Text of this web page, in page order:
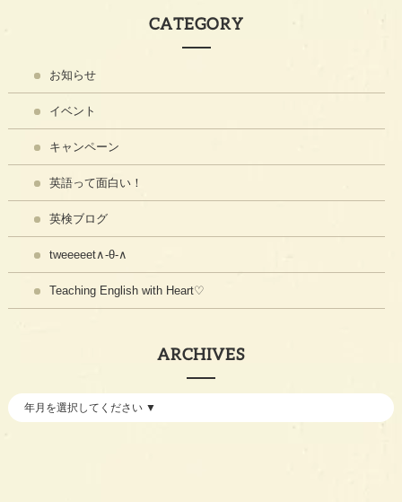
CATEGORY
お知らせ
イベント
キャンペーン
英語って面白い！
英検ブログ
tweeeeet∧-θ-∧
Teaching English with Heart♡
ARCHIVES